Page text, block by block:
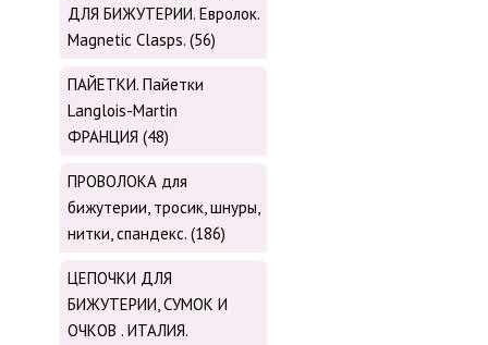
ДЛЯ БИЖУТЕРИИ. Евролок.
Magnetic Сlasps. (56)
ПАЙЕТКИ. Пайетки
Langlois-Martin
ФРАНЦИЯ (48)
ПРОВОЛОКА для
бижутерии, тросик, шнуры,
нитки, cпандекс. (186)
ЦЕПОЧКИ ДЛЯ
БИЖУТЕРИИ, СУМОК И
ОЧКОВ . ИТАЛИЯ.